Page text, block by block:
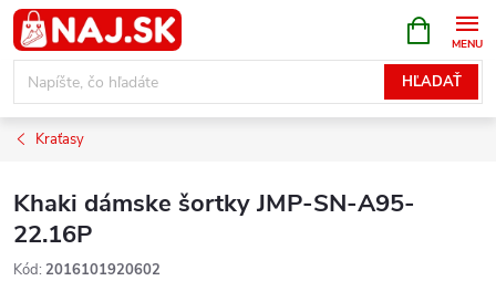
Prejsť
na
obsah
HĽADAŤ
KOŠÍK
Kraťasy
Khaki dámske šortky JMP-SN-A95-
22.16P
Kód: 2016101920602